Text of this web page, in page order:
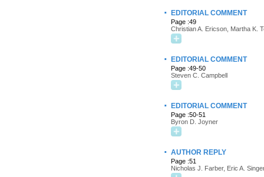
· EDITORIAL COMMENT
Page :49
Christian A. Ericson, Martha K.
· EDITORIAL COMMENT
Page :49-50
Steven C. Campbell
· EDITORIAL COMMENT
Page :50-51
Byron D. Joyner
· AUTHOR REPLY
Page :51
Nicholas J. Farber, Eric A.